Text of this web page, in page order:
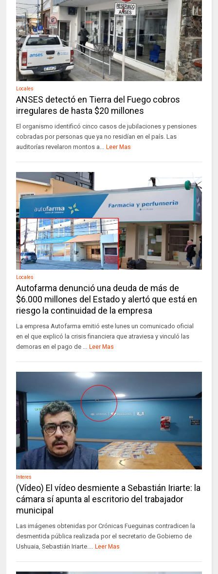
Locales
ANSES detectó en Tierra del Fuego cobros
irregulares de hasta $20 millones
El organismo identificó cinco casos de jubilaciones y pensiones
cobradas por personas que ya no residían en el país. Las
auditorías revelaron montos a... Leer Mas
Locales
Autofarma denunció una deuda de más de
$6.000 millones del Estado y alertó que está en
riesgo la continuidad de la empresa
La empresa Autofarma emitió este lunes un comunicado oficial
en el que explicó la crisis financiera que atraviesa y vinculó las
demoras en el pago de ... Leer Mas
Interes
(Vídeo) El vídeo desmiente a Sebastián Iriarte: la
cámara sí apunta al escritorio del trabajador
municipal
Las imágenes obtenidas por Crónicas Fueguinas contradicen la
desmentida pública realizada por el secretario de Gobierno de
Ushuaia, Sebastián Iriarte.... Leer Mas